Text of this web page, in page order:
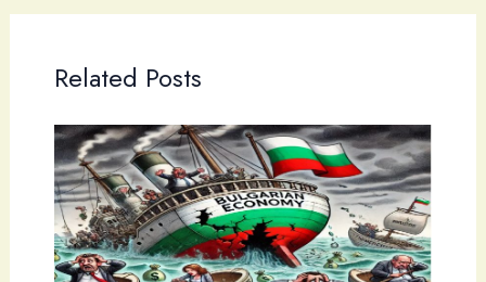
Related Posts